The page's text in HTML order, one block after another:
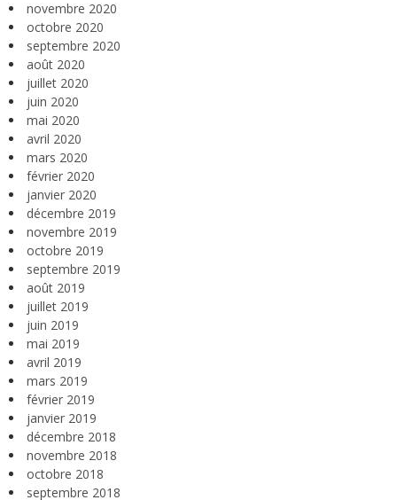
novembre 2020
octobre 2020
septembre 2020
août 2020
juillet 2020
juin 2020
mai 2020
avril 2020
mars 2020
février 2020
janvier 2020
décembre 2019
novembre 2019
octobre 2019
septembre 2019
août 2019
juillet 2019
juin 2019
mai 2019
avril 2019
mars 2019
février 2019
janvier 2019
décembre 2018
novembre 2018
octobre 2018
septembre 2018